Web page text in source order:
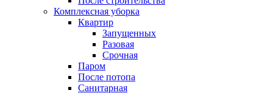
Комплексная уборка
Квартир
Запущенных
Разовая
Срочная
Паром
После потопа
Санитарная